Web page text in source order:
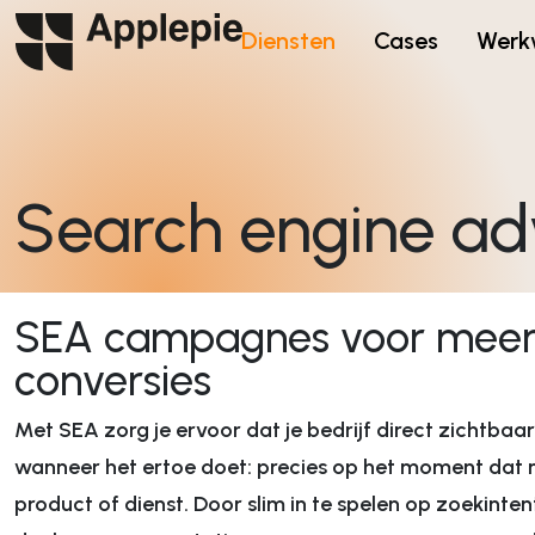
Diensten
Branding & positionering
Employer branding
Positionering
Positionering
Communicatie
Digitale marketing & data
Cases
Search engine
SEA campagnes voor
conversies
Met SEA zorg je ervoor dat je bedrijf direct
wanneer het ertoe doet: precies op het moment dat
product of dienst. Door slim in te spelen op